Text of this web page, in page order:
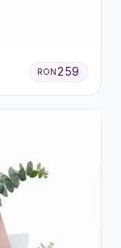
RON259